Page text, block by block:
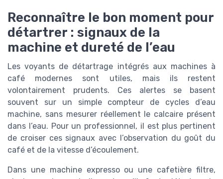
Reconnaître le bon moment pour
détartrer : signaux de la
machine et dureté de l’eau
Les voyants de détartrage intégrés aux machines à
café modernes sont utiles, mais ils restent
volontairement prudents. Ces alertes se basent
souvent sur un simple compteur de cycles d’eau
machine, sans mesurer réellement le calcaire présent
dans l’eau. Pour un professionnel, il est plus pertinent
de croiser ces signaux avec l’observation du goût du
café et de la vitesse d’écoulement.
Dans une machine expresso ou une cafetière filtre,